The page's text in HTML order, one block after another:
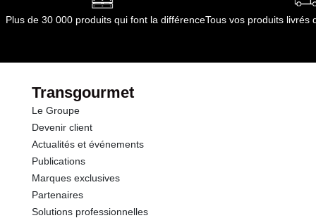
Plus de 30 000 produits qui font la différenceTous vos produits livrés
Transgourmet
Le Groupe
Devenir client
Actualités et événements
Publications
Marques exclusives
Partenaires
Solutions professionnelles